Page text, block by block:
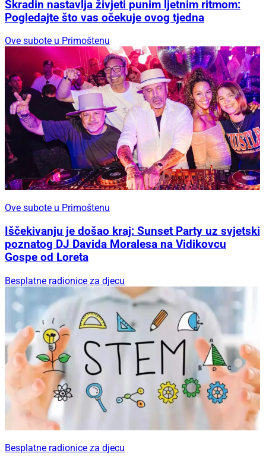
Skradin nastavlja živjeti punim ljetnim ritmom:
Pogledajte što vas očekuje ovog tjedna
Ove subote u Primoštenu
Ove subote u Primoštenu
Iščekivanju je došao kraj: Sunset Party uz svjetski
poznatog DJ Davida Moralesa na Vidikovcu
Gospe od Loreta
Besplatne radionice za djecu
Besplatne radionice za djecu